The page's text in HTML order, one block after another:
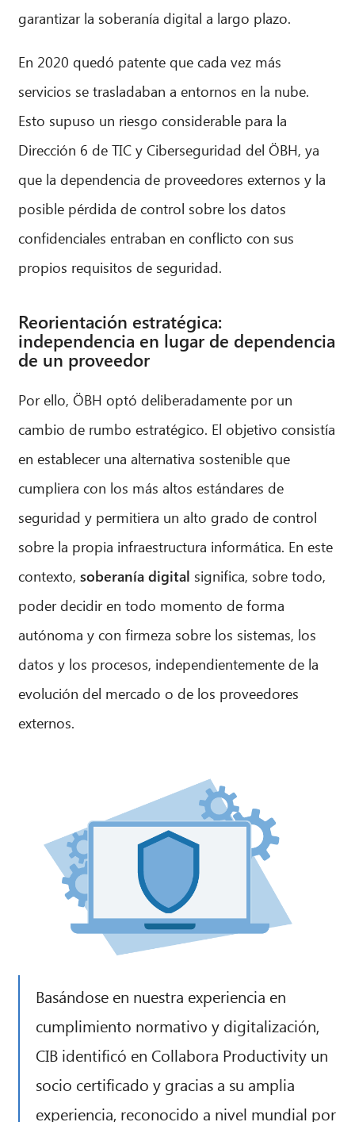
garantizar la soberanía digital a largo plazo.
En 2020 quedó patente que cada vez más
servicios se trasladaban a entornos en la nube.
Esto supuso un riesgo considerable para la
Dirección 6 de TIC y Ciberseguridad del ÖBH, ya
que la dependencia de proveedores externos y la
posible pérdida de control sobre los datos
confidenciales entraban en conflicto con sus
propios requisitos de seguridad.
Reorientación estratégica:
independencia en lugar de dependencia
de un proveedor
Por ello, ÖBH optó deliberadamente por un
cambio de rumbo estratégico. El objetivo consistía
en establecer una alternativa sostenible que
cumpliera con los más altos estándares de
seguridad y permitiera un alto grado de control
sobre la propia infraestructura informática. En este
contexto,soberanía digital significa, sobre todo,
poder decidir en todo momento de forma
autónoma y con firmeza sobre los sistemas, los
datos y los procesos, independientemente de la
evolución del mercado o de los proveedores
externos.
Basándose en nuestra experiencia en
cumplimiento normativo y digitalización,
CIB identificó en Collabora Productivity un
socio certificado y gracias a su amplia
experiencia, reconocido a nivel mundial por
CIB AI ChatBot